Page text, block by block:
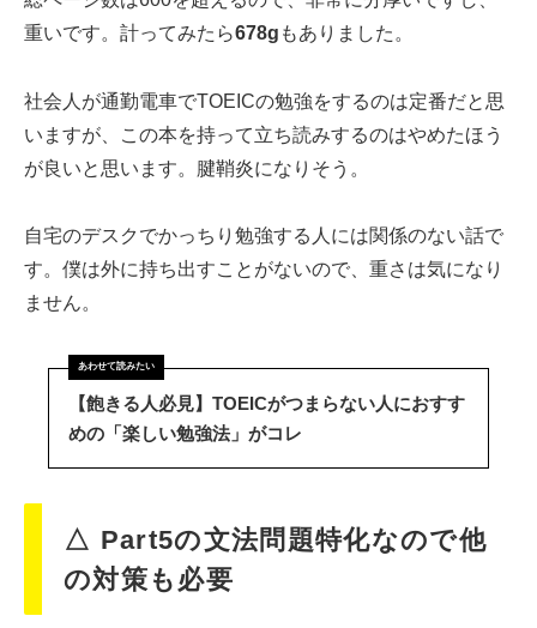
重いです。計ってみたら678g もありました。
社会人が通勤電車でTOEICの勉強をするのは定番だと思
いますが、この本を持って立ち読みするのはやめたほう
が良いと思います。腱鞘炎になりそう。
自宅のデスクでかっちり勉強する人には関係のない話で
す。僕は外に持ち出すことがないので、重さは気になり
ません。
【飽きる人必見】TOEICがつまらない人におすす
めの「楽しい勉強法」がコレ
△ Part5の文法問題特化なので他
の対策も必要